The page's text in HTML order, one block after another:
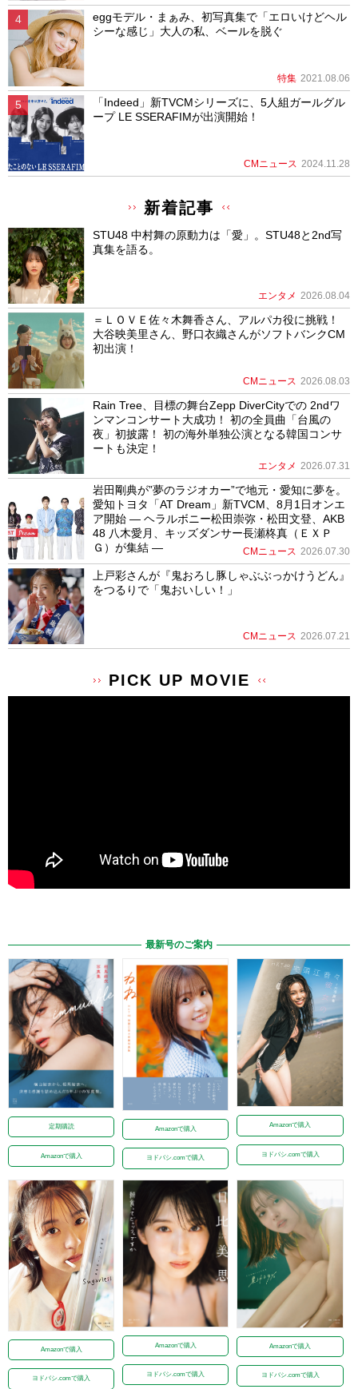
eggモデル・まぁみ、初写真集で「エロいけどヘル
シーな感じ」大人の私、ベールを脱ぐ
特集 2021.08.06
「Indeed」新TVCMシリーズに、5人組ガールグル
ープ LE SSERAFIMが出演開始！
CMニュース 2024.11.28
新着記事
STU48 中村舞の原動力は「愛」。STU48と2nd写
真集を語る。
エンタメ 2026.08.04
＝ＬＯＶＥ佐々木舞香さん、アルパカ役に挑戦！
大谷映美里さん、野口衣織さんがソフトバンクCM
初出演！
CMニュース 2026.08.03
Rain Tree、目標の舞台Zepp DiverCityでの 2ndワ
ンマンコンサート大成功！ 初の全員曲「台風の
夜」初披露！ 初の海外単独公演となる韓国コンサ
ートも決定！
エンタメ 2026.07.31
岩田剛典が”夢のラジオカー”で地元・愛知に夢を。
愛知トヨタ「AT Dream」新TVCM、8月1日オンエ
ア開始 ― ヘラルボニー松田崇弥・松田文登、AKB
48 八木愛月、キッズダンサー長瀬柊真（ＥＸＰ
Ｇ）が集結 ―
CMニュース 2026.07.30
上戸彩さんが『鬼おろし豚しゃぶぶっかけうどん』
をつるりで「鬼おいしい！」
CMニュース 2026.07.21
PICK UP MOVIE
最新号のご案内
定期購読
Amazonで購入
Amazonで購入
ヨドバシ.comで購入
Amazonで購入
ヨドバシ.comで購入
Amazonで購入
ヨドバシ.comで購入
Amazonで購入
ヨドバシ.comで購入
Amazonで購入
ヨドバシ.comで購入